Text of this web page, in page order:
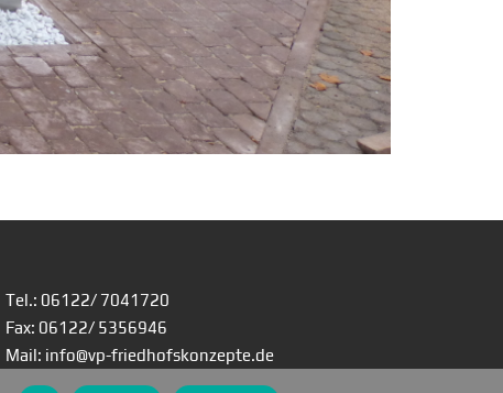
Tel.: 06122/ 7041720
Fax: 06122/ 5356946
Mail: info@vp-friedhofskonzepte.de